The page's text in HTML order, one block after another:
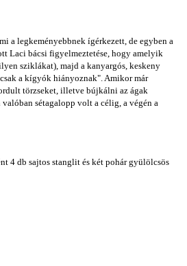
a legkeményebbnek ígérkezett, de egyben a
Laci bácsi figyelmeztetése, hogy amelyik
sziklákat), majd a kanyargós, keskeny
a kígyók hiányoznak". Amikor már
törzseket, illetve bújkálni az ágak
sétagalopp volt a célig, a végén a
4 db sajtos stanglit és két pohár gyülölcsös